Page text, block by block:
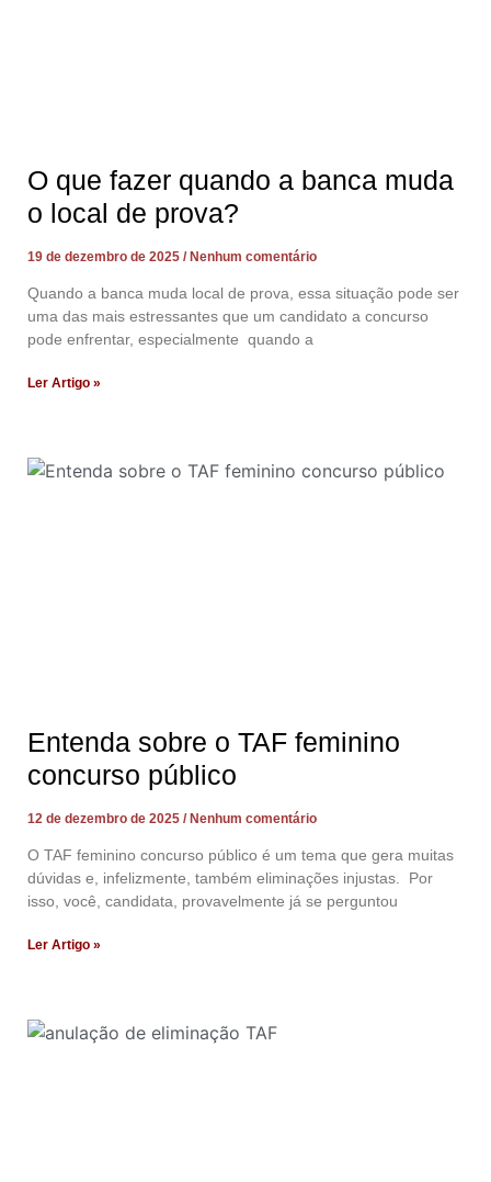
O que fazer quando a banca muda
o local de prova?
19 de dezembro de 2025 Nenhum comentário
Quando a banca muda local de prova, essa situação pode ser
uma das mais estressantes que um candidato a concurso
pode enfrentar, especialmente quando a
Ler Artigo »
Entenda sobre o TAF feminino
concurso público
12 de dezembro de 2025 Nenhum comentário
O TAF feminino concurso público é um tema que gera muitas
dúvidas e, infelizmente, também eliminações injustas. Por
isso, você, candidata, provavelmente já se perguntou
Ler Artigo »